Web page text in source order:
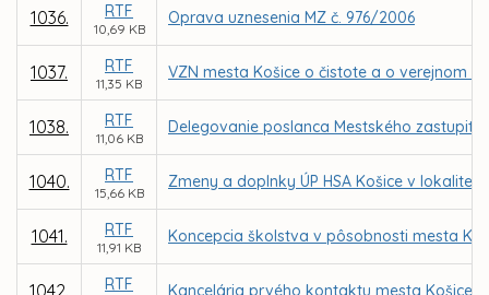
1036. RTF
10,69 KB
Oprava uznesenia MZ č. 976/2006
1037. RTF
11,35 KB
VZN mesta Košice o čistote a o verejnom
1038. RTF
11,06 KB
Delegovanie poslanca Mestského
1040. RTF
15,66 KB
Zmeny a doplnky ÚP HSA Košice v lokalite
1041. RTF
11,91 KB
Koncepcia školstva v pôsobnosti mesta
RTF